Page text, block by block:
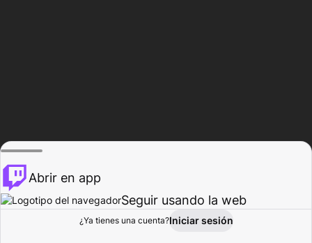
Explorar Actividad
Abrir en app
Seguir usando la web
¿Ya tienes una cuenta?Iniciar sesión